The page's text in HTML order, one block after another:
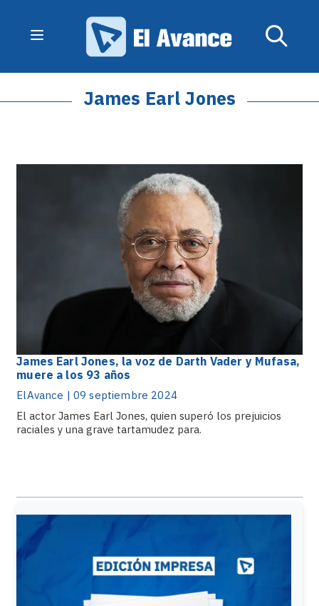
James Earl Jones
James Earl Jones, la voz de Darth Vader y Mufasa,
muere a los 93 años
ElAvance | 09 septiembre 2024
El actor James Earl Jones, quien superó los prejuicios
raciales y una grave tartamudez para.